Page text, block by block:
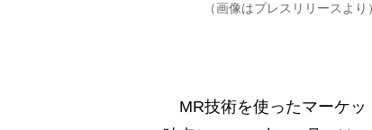
（画像はプレスリリースより）
MR技術を使ったマーケッ